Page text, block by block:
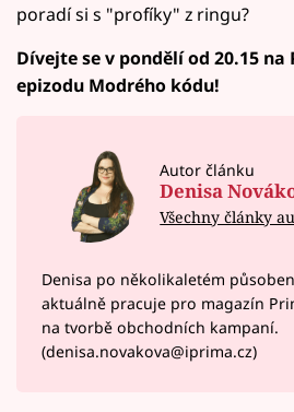
poradí si s "profíky" z ringu?
Dívejte se v pondělí od 20.15
epizodu Modrého kódu!
Autor článku
Denisa
Všechny články
Denisa po několikaletém
aktuálně pracuje pro magazín
na tvorbě obchodních kampaní.
(denisa.novakova@iprima.cz)